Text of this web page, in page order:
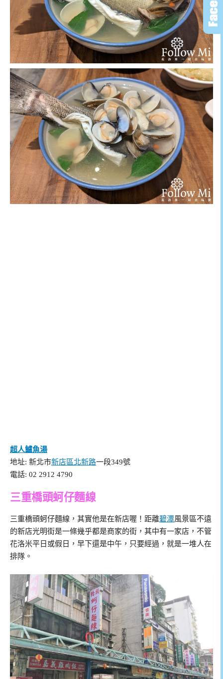
超人鱸魚湯
地址: 新北市新店區北新路一段349號
電話: 02 2912 4790
三重橋頭蚵仔麵線
三重橋頭蚵仔麵線，其實他是在新店喔！距離碧潭風景區不遠
的新店光明街是一條幾乎都是商家的街，其中有一家店，不管
花洛米平日或假日，早下還是中午，只要經過，就是一堆人在
排隊。